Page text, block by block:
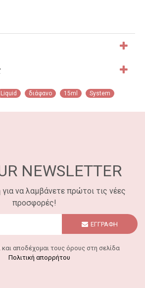
Liquid διάφανο 15ml System
NEWSLETTER
να λαμβάνετε πρώτοι τις νέες
προσφορές!
ΕΓΓΡΑΦΗ
αποδέχομαι τους όρους στη σελίδα
Πολιτική απορρήτου